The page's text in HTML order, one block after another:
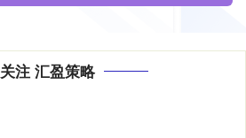
关注 汇盈策略